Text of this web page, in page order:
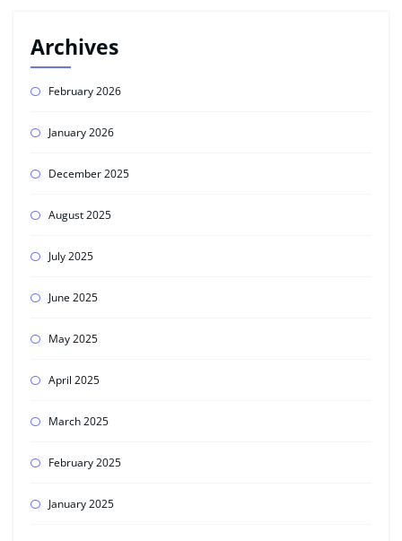
Archives
February 2026
January 2026
December 2025
August 2025
July 2025
June 2025
May 2025
April 2025
March 2025
February 2025
January 2025